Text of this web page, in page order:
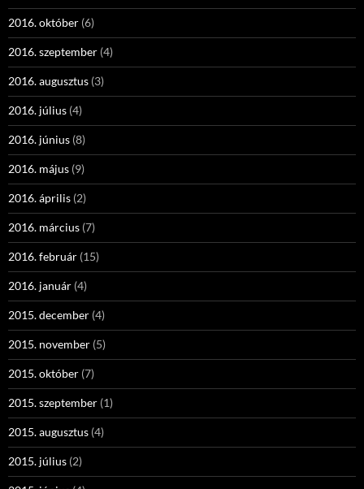
2016. október (6)
2016. szeptember (4)
2016. augusztus (3)
2016. július (4)
2016. június (8)
2016. május (9)
2016. április (2)
2016. március (7)
2016. február (15)
2016. január (4)
2015. december (4)
2015. november (5)
2015. október (7)
2015. szeptember (1)
2015. augusztus (4)
2015. július (2)